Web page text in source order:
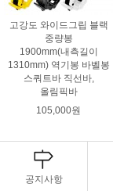
고강도 와이드그립 블랙
중량봉
1900mm(내측길이
1310mm) 역기봉 바벨봉
스쿼트바 직선바,
올림픽바
105,000원
공지사항